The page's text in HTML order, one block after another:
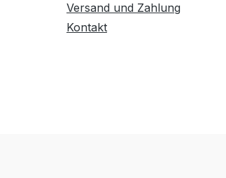
Versand und Zahlung
Kontakt